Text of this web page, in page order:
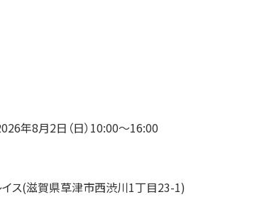
年8月2日（日）10:00～16:00
ス(滋賀県草津市西渋川1丁目23-1)